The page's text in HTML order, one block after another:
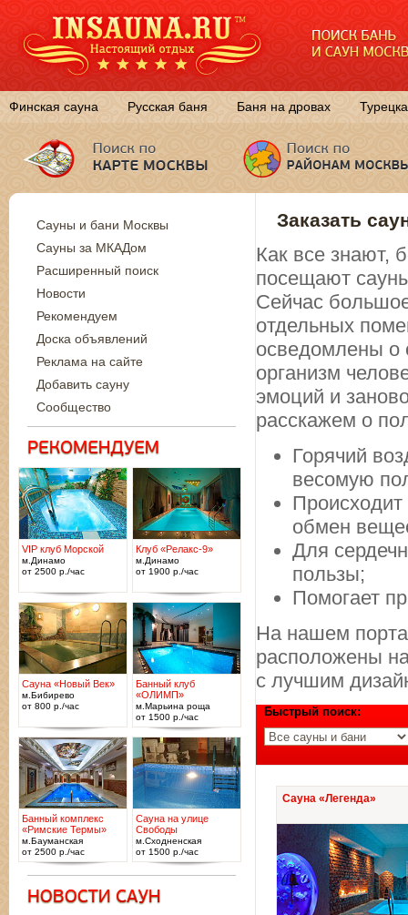
Финская сауна Русская баня Баня на дровах
Заказать
Как все знают,
посещают
Сейчас
отдельных
осведомлены о
организм
эмоций и
расскажем о
Горячий
весомую
Происходит
обмен
Для
пользы;
Помогает
На нашем
расположены
с лучшим
Быстрый поиск:
Сауна «Легенда»
Сауны и бани Москвы
Сауны за МКАДом
Расширенный поиск
Новости
Рекомендуем
Доска объявлений
Реклама на сайте
Добавить сауну
Сообщество
VIP клуб Морской
м.Динамо
от 2500 р./час
Клуб «Релакс-9»
м.Динамо
от 1900 р./час
Сауна «Новый Век»
м.Бибирево
от 800 р./час
Банный клуб
«ОЛИМП»
м.Марьина роща
от 1500 р./час
Банный комплекс
«Римские Термы»
м.Бауманская
от 2500 р./час
Сауна на улице
Свободы
м.Сходненская
от 1500 р./час